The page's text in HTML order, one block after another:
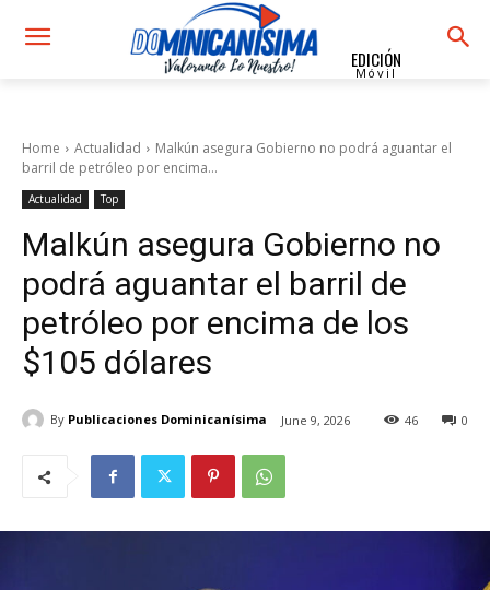
EDICIÓN
Móvil
Home Actualidad
Malkún asegura Gobierno no podrá aguantar el
barril de petróleo por encima...
Actualidad Top
Malkún asegura Gobierno no
podrá aguantar el barril de
petróleo por encima de los
$105 dólares
By Publicaciones Dominicanísima June 9, 2026 0
46